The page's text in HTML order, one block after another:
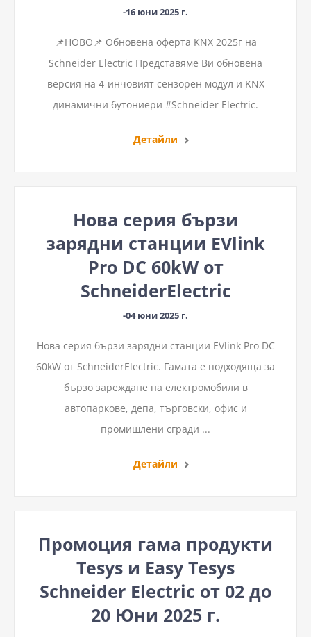
-16 юни 2025 г.
📌НОВО📌 Обновена оферта KNX 2025г на
Schneider Electric Представяме Ви обновена
версия на 4-инчовият сензорен модул и KNX
динамични бутониери #Schneider Electric.
Детайли
Нова серия бързи
зарядни станции EVlink
Pro DC 60kW от
SchneiderElectric
-04 юни 2025 г.
Нова серия бързи зарядни станции EVlink Pro DC
60kW от SchneiderElectric. Гамата е подходяща за
бързо зареждане на електромобили в
автопаркове, депа, търговски, офис и
промишлени сгради ...
Детайли
Промоция гама продукти
Tesys и Easy Tesys
Schneider Electric от 02 до
20 Юни 2025 г.